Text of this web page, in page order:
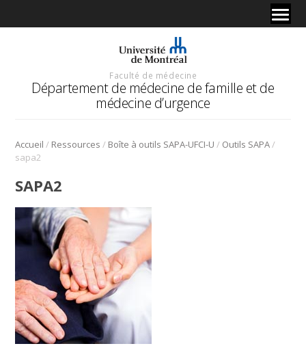
Faculté de médecine
Département de médecine de famille et de
médecine d’urgence
Accueil / Ressources / Boîte à outils SAPA-UFCI-U / Outils SAPA/
sapa2
SAPA2